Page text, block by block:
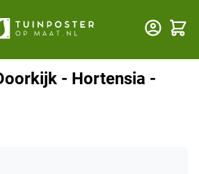
- Hortensia -